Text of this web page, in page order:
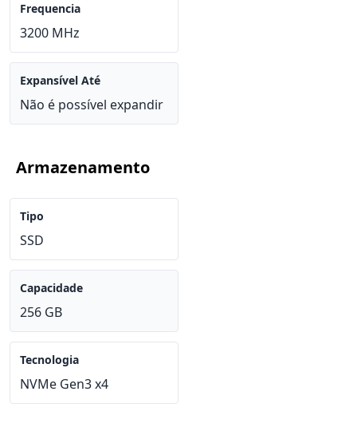
Frequencia
3200 MHz
Expansível Até
Não é possível expandir
Armazenamento
Tipo
SSD
Capacidade
256 GB
Tecnologia
NVMe Gen3 x4